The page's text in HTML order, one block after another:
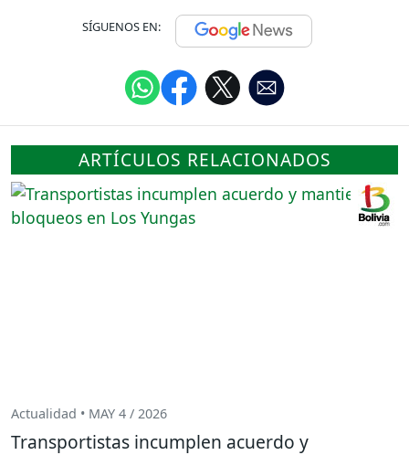
SÍGUENOS EN:
ARTÍCULOS RELACIONADOS
Actualidad • MAY 4 / 2026
Transportistas incumplen acuerdo y